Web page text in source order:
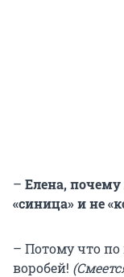
– Елена, почему
«синица» и не
– Потому что
воробей!